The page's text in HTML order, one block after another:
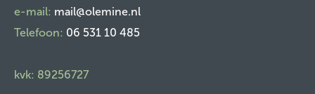
e-mail: mail@olemine.nl
Telefoon: 06 531 10 485
kvk: 89256727